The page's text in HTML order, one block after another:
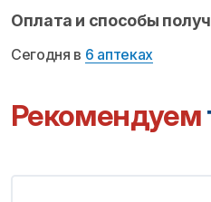
Оплата и способы
Сегодня в 6 аптеках
Рекомендуем